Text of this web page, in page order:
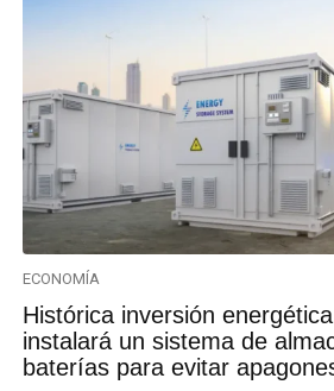
ECONOMÍA
Histórica inversión
instalará un sistema de
baterías para evitar